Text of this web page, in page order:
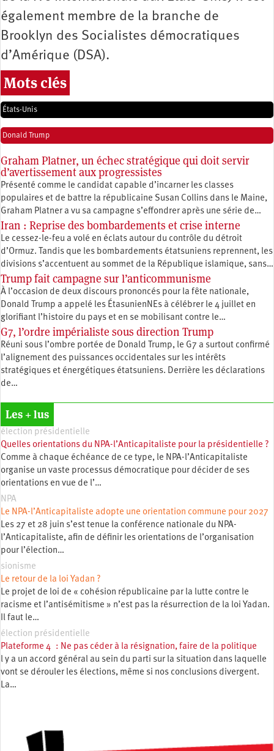
également membre de la branche de
Brooklyn des Socialistes démocratiques
d’Amérique (DSA).
Mots clés
États-Unis
Donald Trump
Graham Platner, un échec stratégique qui doit servir
d’avertissement aux progressistes
Présenté comme le candidat capable d’incarner les classes
populaires et de battre la républicaine Susan Collins dans le Maine,
Graham Platner a vu sa campagne s’effondrer après une série de…
Iran : Reprise des bombardements et crise interne
Le cessez-le-feu a volé en éclats autour du contrôle du détroit
d’Ormuz. Tandis que les bombardements étatsuniens reprennent, les
divisions s’accentuent au sommet de la République islamique, sans…
Trump fait campagne sur l’anticommunisme
À l’occasion de deux discours prononcés pour la fête nationale,
Donald Trump a appelé les ÉtasunienNEs à célébrer le 4 juillet en
glorifiant l’histoire du pays et en se mobilisant contre le…
G7, l’ordre impérialiste sous direction Trump
Réuni sous l’ombre portée de Donald Trump, le G7 a surtout confirmé
l’alignement des puissances occidentales sur les intérêts
stratégiques et énergétiques étatsuniens. Derrière les déclarations
de…
Les + lus
élection présidentielle
Quelles orientations du NPA-l’Anticapitaliste pour la présidentielle ?
Comme à chaque échéance de ce type, le NPA-l’Anticapitaliste
organise un vaste processus démocratique pour décider de ses
orientations en vue de l’…
NPA
Le NPA-l’Anticapitaliste adopte une orientation commune pour 2027
Les 27 et 28 juin s’est tenue la conférence nationale du NPA-
l’Anticapitaliste, afin de définir les orientations de l’organisation
pour l’élection…
sionisme
Le retour de la loi Yadan ?
Le projet de loi de « cohésion républicaine par la lutte contre le
racisme et l’antisémitisme » n’est pas la résurrection de la loi Yadan.
Il faut le…
élection présidentielle
Plateforme 4 : Ne pas céder à la résignation, faire de la politique
l y a un accord général au sein du parti sur la situation dans laquelle
vont se dérouler les élections, même si nos conclusions divergent.
La…